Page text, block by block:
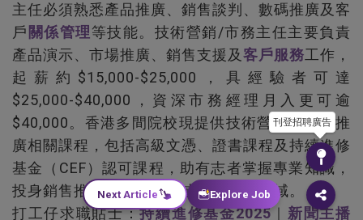
主任必須熟悉產品推廣、銷售談判、數碼推廣及客
戶 關係管理等技能。技術營銷/市務主任主要負責
產品演示、市場推廣、銷售支援及客戶服務工作，
起薪約$15,000-$25,000，具經驗者可達
$25,000-$40,000，資深市務經理月入更可逾
$40,000。香港多間院校現提供技術營銷及市場推
廣相關課程，包括高級文憑、證書課程及持續進修
基金（CEF）認可課程，助有志者掌握專業知識，
投身銷售推廣、市場營銷 或商業發展領域。
打工仔求職貼士：持續進修基金2025｜ 新聞主播
刊登招聘廣告
Next Article Explore Job